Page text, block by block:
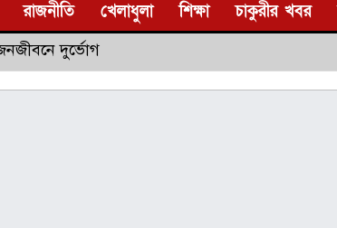
রাজনীতি খেলাধুলা শিক্ষা চাকুরীর খবর
দুর্ভোগ